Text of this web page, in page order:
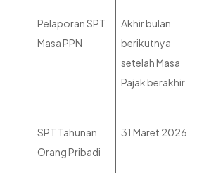
Pelaporan SPT
Masa PPN
Akhir bulan
berikutnya
setelah Masa
Pajak berakhir
SPT Tahunan
Orang Pribadi
31 Maret 2026